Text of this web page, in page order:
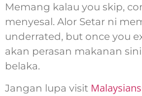
Memang kalau you skip,
menyesal. Alor Setar ni
underrated, but once you
akan perasan makanan
belaka.
Jangan lupa visit